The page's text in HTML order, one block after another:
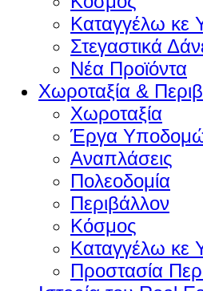
Καταγγέλω κε
Στεγαστικά
Νέα Προϊόντα
Χωροταξία &
Χωροταξία
Έργα
Αναπλάσεις
Πολεοδομία
Περιβάλλον
Κόσμος
Καταγγέλω κε
Προστασία